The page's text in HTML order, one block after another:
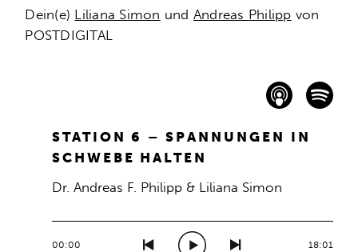
Dein(e) Liliana Simon und Andreas Philipp von
POSTDIGITAL
STATION 6 – SPANNUNGEN IN
SCHWEBE HALTEN
Dr. Andreas F. Philipp & Liliana Simon
00:00 18:01